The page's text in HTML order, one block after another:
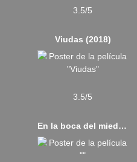
3.5/5
Viudas (2018)
3.5/5
En la boca del miedo (1994)